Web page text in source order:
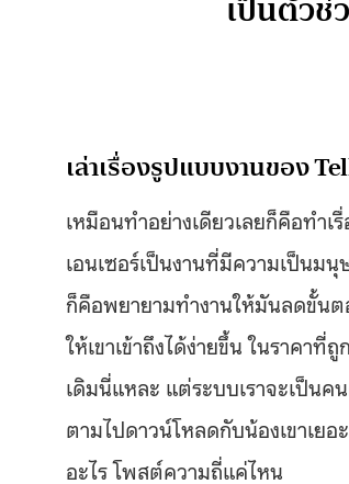
เล่าเรื่องรูปแบบงานของ
เหมือนทำอย่างเดียวเลยก็คือทำ
เอนเซอร์เป็นงานที่มีความเป็นม
ก็คือพยายามทำงานให้มันลดขั้นต
ให้เขาเข้าถึงได้ง่ายขึ้น ในราคา
เดิมนี่แหละ แต่ระบบเราจะเป็น
ตามไปดาวน์โหลดกับน้องเขาเยอ
อะไร โพสต์ความถี่แค่ไหน